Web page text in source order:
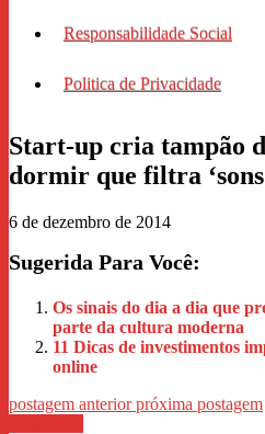
Responsabilidade Social
Politica de Privacidade
Start-up cria tampão
dormir que filtra
6 de dezembro de 2014
Sugerida Para Você:
Os sinais do dia a dia que
parte da cultura moderna
11 Dicas de investimentos
online
postagem anteriorpróxima postagem